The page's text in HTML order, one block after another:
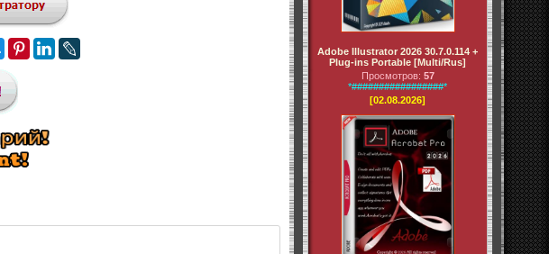
Adobe Illustrator 2026 30.7.0.114 +
Plug-ins Portable [Multi/Rus]
Просмотров: 57
*#################*
[02.08.2026]